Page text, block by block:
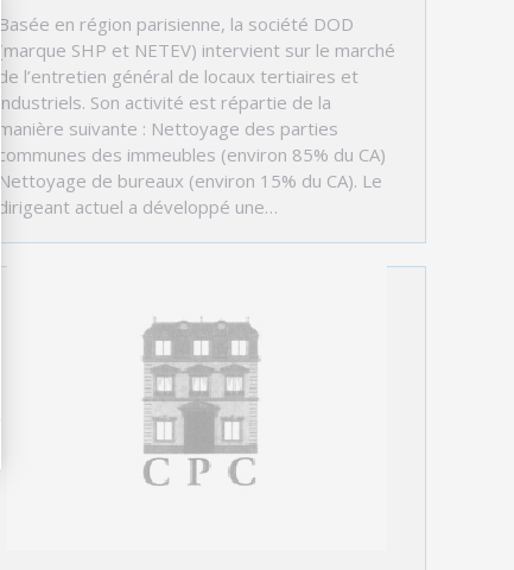
Basée en région parisienne, la société DOD
(marque SHP et NETEV) intervient sur le marché
de l’entretien général de locaux tertiaires et
industriels. Son activité est répartie de la
manière suivante : Nettoyage des parties
communes des immeubles (environ 85% du CA)
Nettoyage de bureaux (environ 15% du CA). Le
dirigeant actuel a développé une…